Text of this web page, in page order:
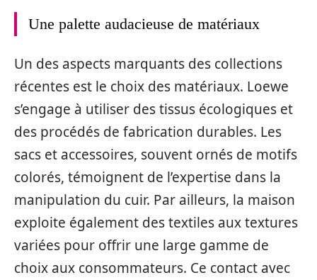
Une palette audacieuse de matériaux
Un des aspects marquants des collections
récentes est le choix des matériaux. Loewe
s’engage à utiliser des tissus écologiques et
des procédés de fabrication durables. Les
sacs et accessoires, souvent ornés de motifs
colorés, témoignent de l’expertise dans la
manipulation du cuir. Par ailleurs, la maison
exploite également des textiles aux textures
variées pour offrir une large gamme de
choix aux consommateurs. Ce contact avec